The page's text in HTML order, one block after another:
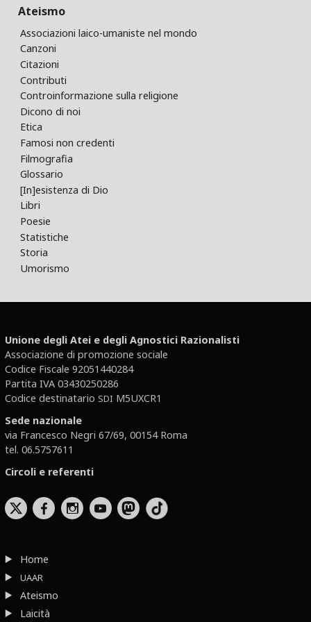
Ateismo
Associazioni laico-umaniste nel mondo
Canzoni
Citazioni
Contributi
Controinformazione sulla religione
Dicono di noi
Etica
Famosi non credenti
Filmografia
Glossario
[In]esistenza di Dio
Libri
Poesie
Statistiche
Storia
Umorismo
Unione degli Atei e degli Agnostici Razionalisti
Associazione di promozione sociale
Codice Fiscale 92051440284
Partita IVA 03430250286
Codice destinatario SDI M5UXCR1
Sede nazionale
via Francesco Negri 67/69, 00154 Roma
tel. 06.5757611
Circoli e referenti
b x r
Home
UAAR
Ateismo
Laicità